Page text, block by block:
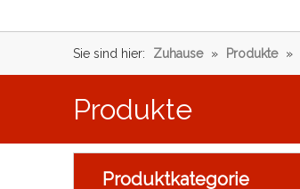
Sie sind hier: Zuhause » Produkte »
Produkte
Produktkategorie